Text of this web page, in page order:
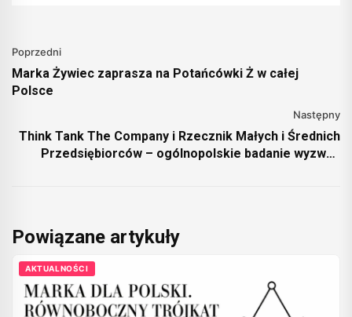
Poprzedni
Marka Żywiec zaprasza na Potańcówki Ż w całej
Polsce
Następny
Think Tank The Company i Rzecznik Małych i Średnich
Przedsiębiorców – ogólnopolskie badanie wyzwań
Powiązane artykuły
AKTUALNOŚCI